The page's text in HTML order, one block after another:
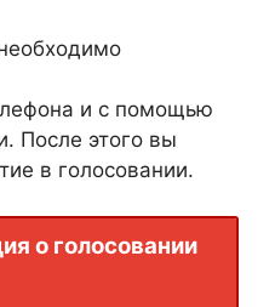
и с помощью
После этого вы
в голосовании.
о голосовании